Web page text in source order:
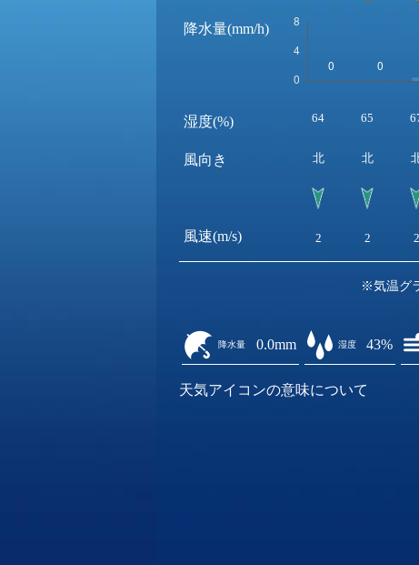
降水量(mm/h)
湿度(%)
風向き
風速(m/s)
64 65
北 北
2 2 2
※気温グ
降水量 0.0mm 湿度 43%
天気アイコンの意味について